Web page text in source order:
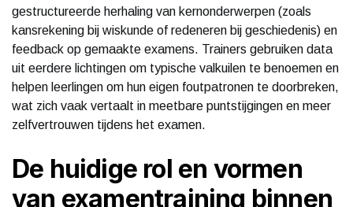
gestructureerde herhaling van kernonderwerpen (zoals
kansrekening bij wiskunde of redeneren bij geschiedenis) en
feedback op gemaakte examens. Trainers gebruiken data
uit eerdere lichtingen om typische valkuilen te benoemen en
helpen leerlingen om hun eigen foutpatronen te doorbreken,
wat zich vaak vertaalt in meetbare puntstijgingen en meer
zelfvertrouwen tijdens het examen.
De huidige rol en vormen
van examentraining binnen